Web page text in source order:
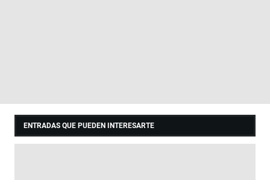
ENTRADAS QUE PUEDEN INTERESARTE